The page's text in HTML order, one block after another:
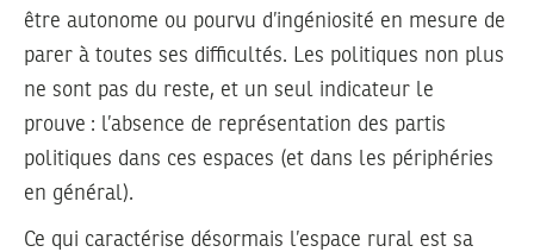
être autonome ou pourvu d’ingéniosité en mesure de
parer à toutes ses difficultés. Les politiques non plus
ne sont pas du reste, et un seul indicateur le
prouve : l’absence de représentation des partis
politiques dans ces espaces (et dans les périphéries
en général).
Ce qui caractérise désormais l’espace rural est sa